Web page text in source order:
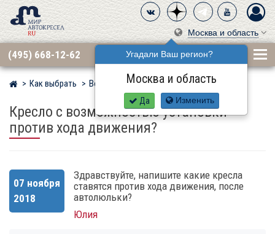
Москва и область
Угадали Ваш регион?
Москва и область
Да Изменить
(495) 668-12-62
Мир детских автокресел
Как выбрать Вопросы
Кресло с возможностью установки
против хода движения?
07 ноября
2018
Здравствуйте, напишите какие кресла
ставятся против хода движения, после
автолюльки?
Юлия